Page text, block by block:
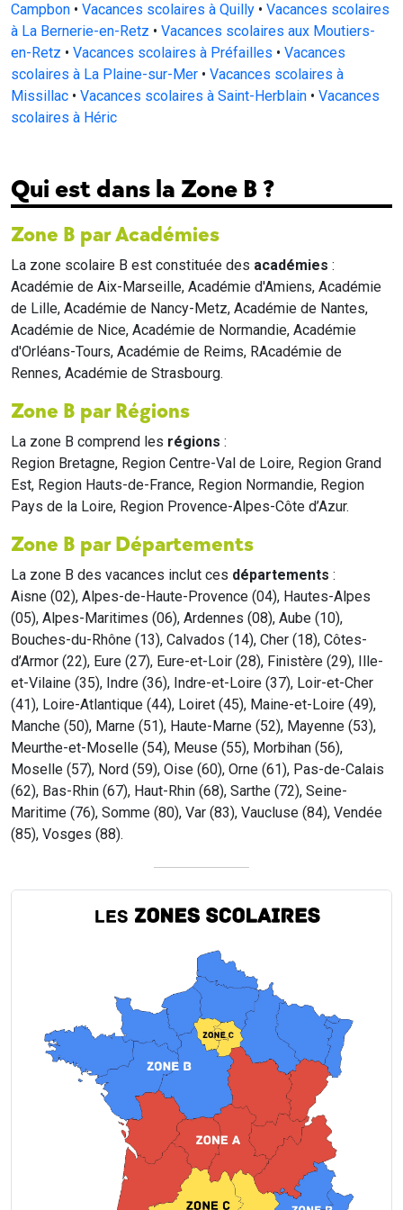
Campbon • Vacances scolaires à Quilly • Vacances scolaires
à La Bernerie-en-Retz • Vacances scolaires aux Moutiers-
en-Retz • Vacances scolaires à Préfailles • Vacances
scolaires à La Plaine-sur-Mer • Vacances scolaires à
Missillac • Vacances scolaires à Saint-Herblain • Vacances
scolaires à Héric
Qui est dans la Zone B ?
Zone B par Académies
La zone scolaire B est constituée des académies :
Académie de Aix-Marseille, Académie d'Amiens, Académie
de Lille, Académie de Nancy-Metz, Académie de Nantes,
Académie de Nice, Académie de Normandie, Académie
d'Orléans-Tours, Académie de Reims, RAcadémie de
Rennes, Académie de Strasbourg.
Zone B par Régions
La zone B comprend les régions :
Region Bretagne, Region Centre-Val de Loire, Region Grand
Est, Region Hauts-de-France, Region Normandie, Region
Pays de la Loire, Region Provence-Alpes-Côte d’Azur.
Zone B par Départements
La zone B des vacances inclut ces départements :
Aisne (02), Alpes-de-Haute-Provence (04), Hautes-Alpes
(05), Alpes-Maritimes (06), Ardennes (08), Aube (10),
Bouches-du-Rhône (13), Calvados (14), Cher (18), Côtes-
d’Armor (22), Eure (27), Eure-et-Loir (28), Finistère (29), Ille-
et-Vilaine (35), Indre (36), Indre-et-Loire (37), Loir-et-Cher
(41), Loire-Atlantique (44), Loiret (45), Maine-et-Loire (49),
Manche (50), Marne (51), Haute-Marne (52), Mayenne (53),
Meurthe-et-Moselle (54), Meuse (55), Morbihan (56),
Moselle (57), Nord (59), Oise (60), Orne (61), Pas-de-Calais
(62), Bas-Rhin (67), Haut-Rhin (68), Sarthe (72), Seine-
Maritime (76), Somme (80), Var (83), Vaucluse (84), Vendée
(85), Vosges (88).